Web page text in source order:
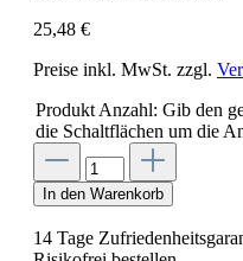
25,48 €
Preise inkl. MwSt. zzgl.
Produkt Anzahl: Gib den
die Schaltflächen um die
In den Warenkorb
14 Tage